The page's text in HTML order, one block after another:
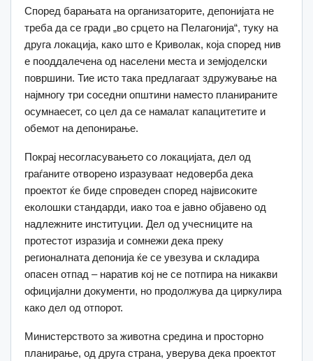
Според барањата на организаторите, депонијата не
треба да се гради „во срцето на Пелагонија“, туку на
друга локација, како што е Криволак, која според нив
е пооддалечена од населени места и земјоделски
површини. Тие исто така предлагаат здружување на
најмногу три соседни општини наместо планираните
осумнаесет, со цел да се намалат капацитетите и
обемот на депонирање.
Покрај несогласувањето со локацијата, дел од
граѓаните отворено изразуваат недоверба дека
проектот ќе биде спроведен според највисоките
еколошки стандарди, иако тоа е јавно објавено од
надлежните институции. Дел од учесниците на
протестот изразија и сомнежи дека преку
регионалната депонија ќе се увезува и складира
опасен отпад – наратив кој не се потпира на никакви
официјални документи, но продолжува да циркулира
како дел од отпорот.
Министерството за животна средина и просторно
планирање, од друга страна, уверува дека проектот